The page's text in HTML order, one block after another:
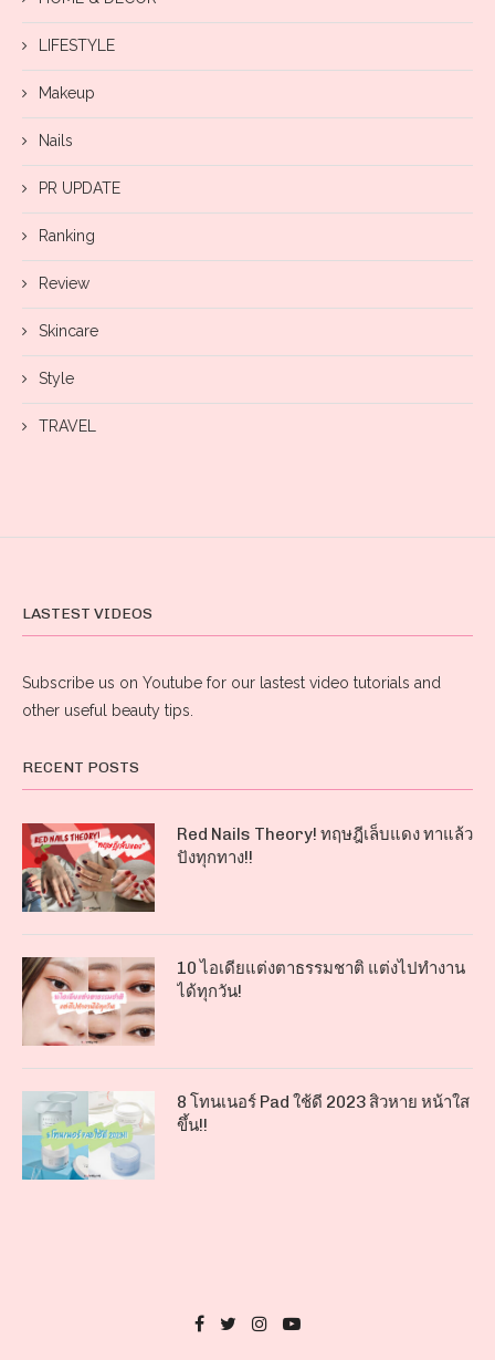
LIFESTYLE
Makeup
Nails
PR UPDATE
Ranking
Review
Skincare
Style
TRAVEL
LASTEST VIDEOS
Subscribe us on Youtube for our lastest video tutorials and
other useful beauty tips.
RECENT POSTS
Red Nails Theory! ทฤษฎีเล็บแดง ทาแล้ว
ปังทุกทาง!!
10 ไอเดียแต่งตาธรรมชาติ แต่งไปทำงาน
ได้ทุกวัน!
8 โทนเนอร์ Pad ใช้ดี 2023 สิวหาย หน้าใส
ขึ้น!!